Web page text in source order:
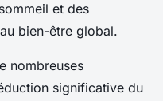
et des
bien-être global.
nombreuses
significative du